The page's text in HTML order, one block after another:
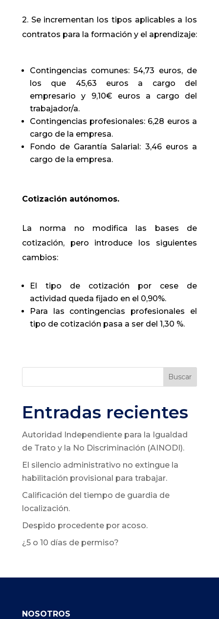
2. Se incrementan los tipos aplicables a los
contratos para la formación y el aprendizaje:
Contingencias comunes: 54,73 euros, de
los que 45,63 euros a cargo del
empresario y 9,10€ euros a cargo del
trabajador/a.
Contingencias profesionales: 6,28 euros a
cargo de la empresa.
Fondo de Garantía Salarial: 3,46 euros a
cargo de la empresa.
Cotización autónomos.
La norma no modifica las bases de
cotización, pero introduce los siguientes
cambios:
El tipo de cotización por cese de
actividad queda fijado en el 0,90%.
Para las contingencias profesionales el
tipo de cotización pasa a ser del 1,30 %.
Buscar
Entradas recientes
Autoridad Independiente para la Igualdad
de Trato y la No Discriminación (AINODI).
El silencio administrativo no extingue la
habilitación provisional para trabajar.
Calificación del tiempo de guardia de
localización.
Despido procedente por acoso.
¿5 o 10 días de permiso?
NOSOTROS